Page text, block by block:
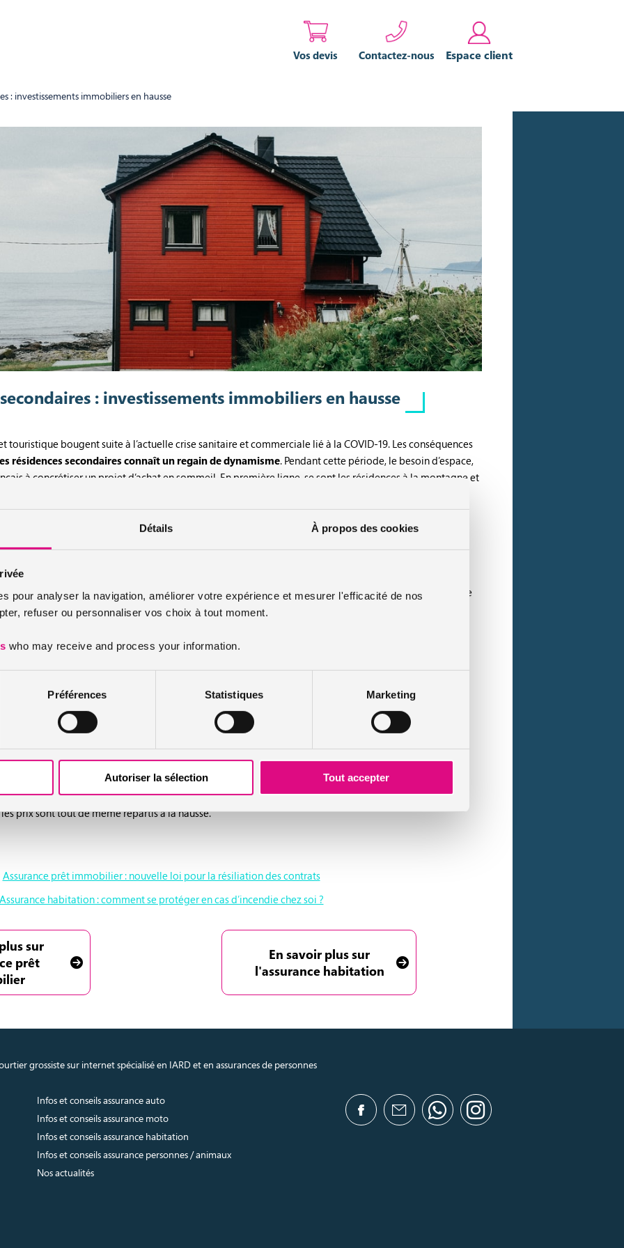
Détails À propos des cookies
pour analyser la navigation, améliorer votre expérience et mesurer l'efficacité de nos
refuser ou personnaliser vos choix à tout moment.
who may receive and process your information.
Préférences Statistiques Marketing
Autoriser la sélection Tout accepter
Vos devis Contactez-nous Espace client
: investissements immobiliers en hausse
: investissements immobiliers en hausse
touristique bougent suite à l’actuelle crise sanitaire et commerciale lié à la COVID-19. Les conséquences
résidences secondaires connaît un regain de dynamisme. Pendant cette période, le besoin d’espace,
à concrétiser un projet d’achat en sommeil. En première ligne, se sont les résidences à la montagne et
montagne l’emporte !
en première position :
Effectivement, pour oublier les mauvais souvenirs du confinement, les français ont voulu profiter de
comme dans les grandes villes, fuyant ainsi ces dernières. Cet été, cette destination à du coup
comme par exemple en Isère : +15% de fréquentation.
coins prisés de la France
les parisiens ont décidé de choisir des régions proches de la capitale comme la
La raison ? Beaucoup ont adopté le télétravail et souhaitent pouvoir en profiter non loin de Paris
de la France, ils plébiscitent l’Occitanie, l’Auvergne-Rhône-Alpes et la région Provence-Alpes-Côte
voir si ce regain d’intérêt va se traduire par une hausse des prix au niveau local. Mais face à une
prix sont tout de même repartis à la hausse.
Assurance prêt immobilier : nouvelle loi pour la résiliation des contrats
Assurance habitation : comment se protéger en cas d’incendie chez soi ?
sur
prêt
En savoir plus sur
l'assurance habitation
grossiste sur internet spécialisé en IARD et en assurances de personnes
Infos et conseils assurance auto
Infos et conseils assurance moto
Infos et conseils assurance habitation
Infos et conseils assurance personnes / animaux
Nos actualités